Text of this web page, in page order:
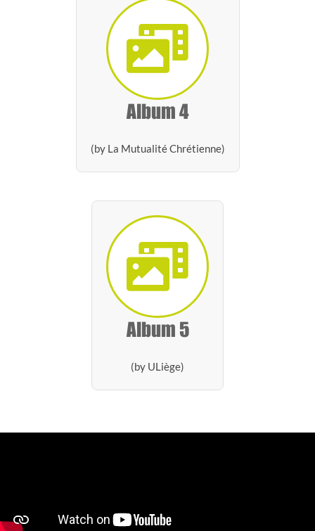
Album 4
(by La Mutualité Chrétienne)
Album 5
(by ULiège)